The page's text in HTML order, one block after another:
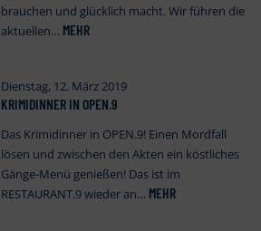
brauchen und glücklich macht. Wir führen die
aktuellen… MEHR
Dienstag, 12. März 2019
KRIMIDINNER IN OPEN.9
Das Krimidinner in OPEN.9! Einen Mordfall
lösen und zwischen den Akten ein köstliches
Gänge-Menü genießen! Das ist im
RESTAURANT.9 wieder an… MEHR